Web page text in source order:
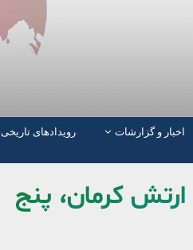
اخبار و گزارشات رویدادهای تاریخی
ارتش کرمان، پنج